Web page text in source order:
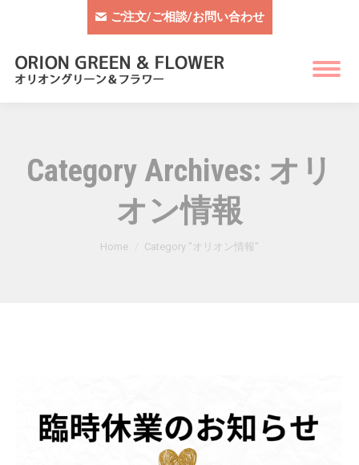
ご注文/ご相談/お問い合わせ
Category Archives: オリ
オン情報
You are here:
Home Category "オリオン情報"